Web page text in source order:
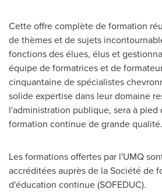
Cette offre complète de formation
de thèmes et de sujets
fonctions des élues, élus et
équipe de formatrices et de
cinquantaine de spécialistes
solide expertise dans leur domaine
l'administration publique, sera à
formation continue de grande qualité.
Les formations offertes par l'UMQ
accréditées auprès de la Société de
d'éducation continue (SOFEDUC).